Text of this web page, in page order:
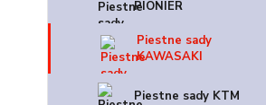
PIONIER
Piestne sady
KAWASAKI
Piestne sady KTM